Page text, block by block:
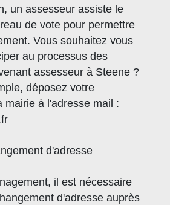
un assesseur assiste le
de vote pour permettre
Vous souhaitez vous
au processus des
assesseur à Steene ?
déposez votre
mairie à l'adresse mail :
d'adresse
il est nécessaire
d'adresse auprès